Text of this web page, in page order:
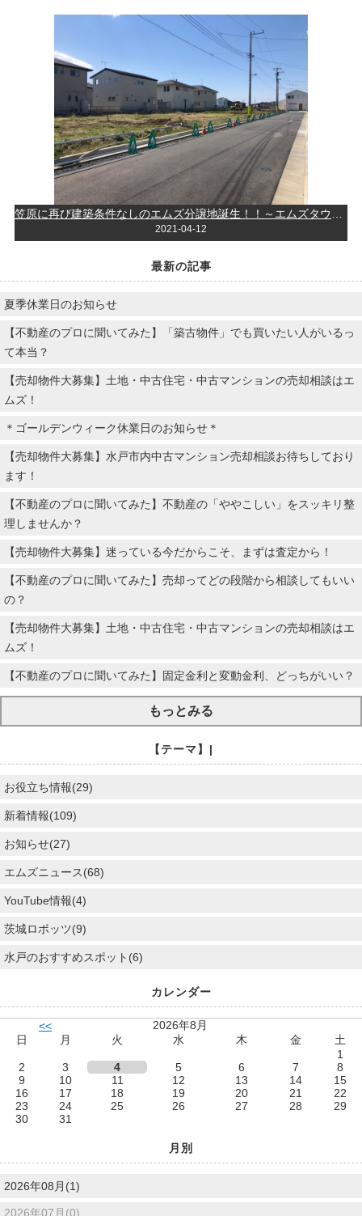
笠原に再び建築条件なしのエムズ分譲地誕生！！～エムズタウン笠原Ⅳ～
2021-04-12
最新の記事
夏季休業日のお知らせ
【不動産のプロに聞いてみた】「築古物件」でも買いたい人がいるっ
て本当？
【売却物件大募集】土地・中古住宅・中古マンションの売却相談はエ
ムズ！
＊ゴールデンウィーク休業日のお知らせ＊
【売却物件大募集】水戸市内中古マンション売却相談お待ちしており
ます！
【不動産のプロに聞いてみた】不動産の「ややこしい」をスッキリ整
理しませんか？
【売却物件大募集】迷っている今だからこそ、まずは査定から！
【不動産のプロに聞いてみた】売却ってどの段階から相談してもいい
の？
【売却物件大募集】土地・中古住宅・中古マンションの売却相談はエ
ムズ！
【不動産のプロに聞いてみた】固定金利と変動金利、どっちがいい？
もっとみる
【テーマ】|
お役立ち情報(29)
新着情報(109)
お知らせ(27)
エムズニュース(68)
YouTube情報(4)
茨城ロボッツ(9)
水戸のおすすめスポット(6)
カレンダー
<<
2026年8月
日
月 火 水 木 金
土
1
2
3 4 5 6 7
8
9
10 11 12 13 14
15
16
17 18 19 20 21
22
23
24 25 26 27 28
29
30
31
月別
2026年08月(1)
2026年07月(0)